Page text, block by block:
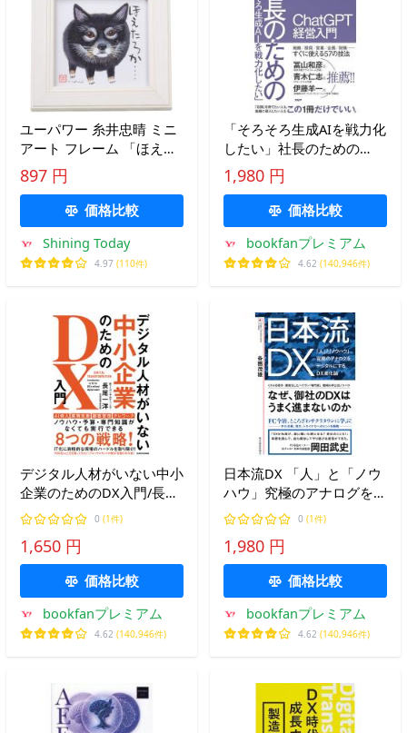
ユーパワー 糸井忠晴 ミニ
アート フレーム 「ほえた
ろか」 IT-00567
w12×h12cm IT-00567
897 円
価格比較
Shining Today
4.97 (110件)
「そろそろ生成AIを戦力化
したい」社長のための
ChatGPT経営入門/高山智
壮
1,980 円
価格比較
bookfanプレミアム
4.62 (140,946件)
デジタル人材がいない中小
企業のためのDX入門/長尾
一洋
0 (1件)
1,650 円
価格比較
bookfanプレミアム
4.62 (140,946件)
日本流DX 「人」と「ノウ
ハウ」究極のアナログをデ
ジタルにするDX進化論/各
務茂雄
0 (1件)
1,980 円
価格比較
bookfanプレミアム
4.62 (140,946件)